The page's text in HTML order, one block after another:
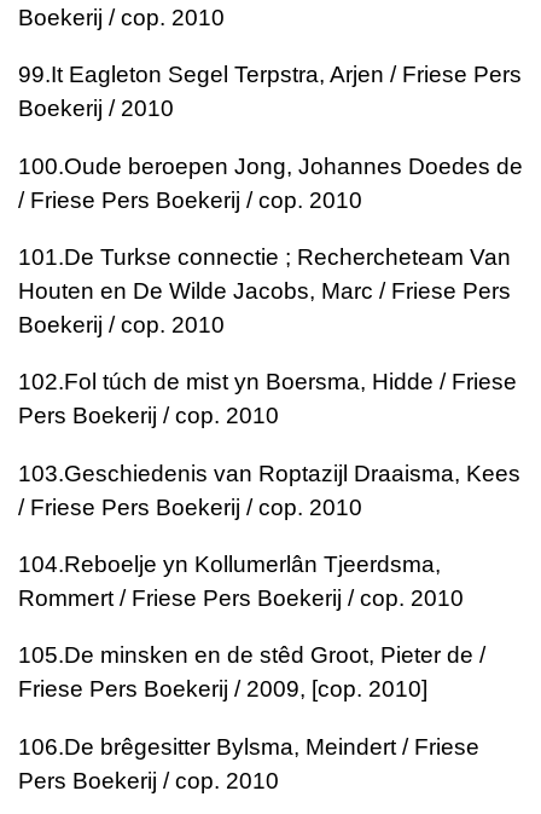
Boekerij / cop. 2010
99.It Eagleton Segel Terpstra, Arjen / Friese Pers
Boekerij / 2010
100.Oude beroepen Jong, Johannes Doedes de
/ Friese Pers Boekerij / cop. 2010
101.De Turkse connectie ; Rechercheteam Van
Houten en De Wilde Jacobs, Marc / Friese Pers
Boekerij / cop. 2010
102.Fol túch de mist yn Boersma, Hidde / Friese
Pers Boekerij / cop. 2010
103.Geschiedenis van Roptazijl Draaisma, Kees
/ Friese Pers Boekerij / cop. 2010
104.Reboelje yn Kollumerlân Tjeerdsma,
Rommert / Friese Pers Boekerij / cop. 2010
105.De minsken en de stêd Groot, Pieter de /
Friese Pers Boekerij / 2009, [cop. 2010]
106.De brêgesitter Bylsma, Meindert / Friese
Pers Boekerij / cop. 2010